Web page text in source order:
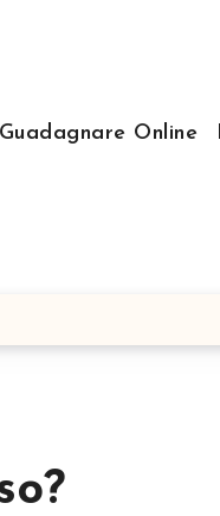
Guadagnare Online